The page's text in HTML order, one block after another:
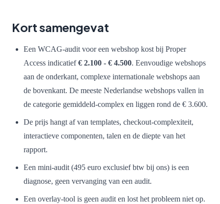
Kort samengevat
Een WCAG-audit voor een webshop kost bij Proper
Access indicatief€ 2.100 - € 4.500. Eenvoudige webshops
aan de onderkant, complexe internationale webshops aan
de bovenkant. De meeste Nederlandse webshops vallen in
de categorie gemiddeld-complex en liggen rond de € 3.600.
De prijs hangt af van templates, checkout-complexiteit,
interactieve componenten, talen en de diepte van het
rapport.
Een mini-audit (495 euro exclusief btw bij ons) is een
diagnose, geen vervanging van een audit.
Een overlay-tool is geen audit en lost het probleem niet op.